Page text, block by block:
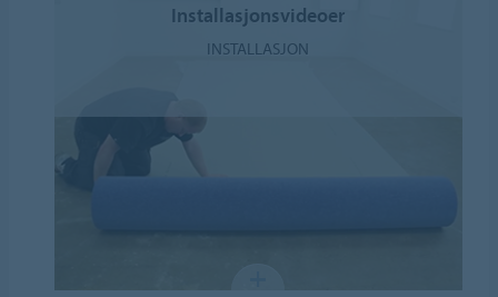
Installasjonsvideoer
INSTALLASJON